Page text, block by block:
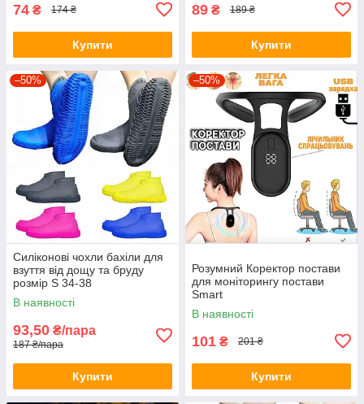
74 ₴ 174 ₴
Купити
89 ₴ 189 ₴
Купити
–50%
Силіконові чохли бахіли для
взуття від дощу та бруду
розмір S 34-38
В наявності
93,50 ₴/пара
187 ₴/пара
Купити
–50%
Розумний Коректор постави
для моніторингу постави
Smart
В наявності
101 ₴ 201 ₴
Купити